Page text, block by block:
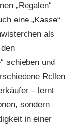
„Regalen“
eine „Kasse“
als
schieben und
Rollen
– lernt
sondern
in einer